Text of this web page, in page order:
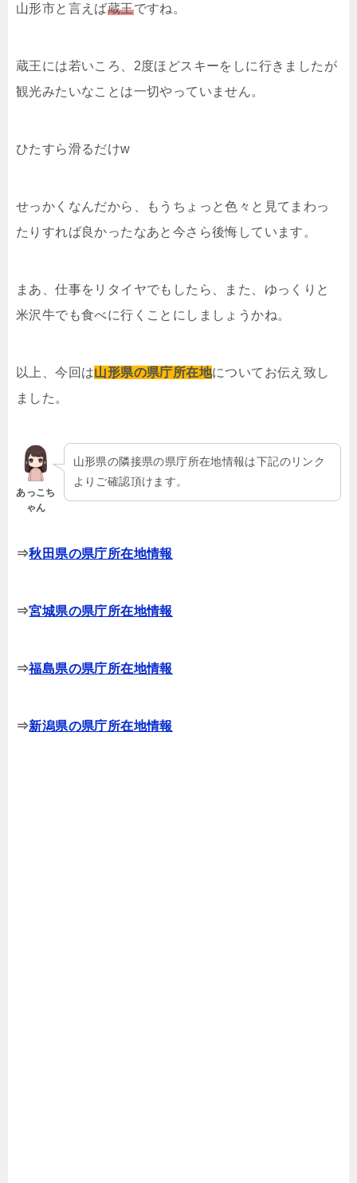
山形市と言えば蔵王ですね。
蔵王には若いころ、2度ほどスキーをしに行きましたが
観光みたいなことは一切やっていません。
ひたすら滑るだけw
せっかくなんだから、もうちょっと色々と見てまわっ
たりすれば良かったなあと今さら後悔しています。
まあ、仕事をリタイヤでもしたら、また、ゆっくりと
米沢牛でも食べに行くことにしましょうかね。
以上、今回は山形県の県庁所在地についてお伝え致し
ました。
あっこち
ゃん
山形県の隣接県の県庁所在地情報は下記のリンク
よりご確認頂けます。
⇒秋田県の県庁所在地情報
⇒宮城県の県庁所在地情報
⇒福島県の県庁所在地情報
⇒新潟県の県庁所在地情報